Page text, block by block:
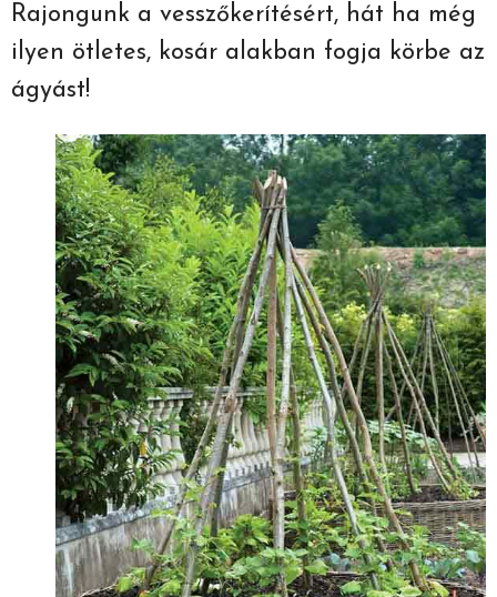
Rajongunk a vesszőkerítésért, hát ha még
ilyen ötletes, kosár alakban fogja körbe az
ágyást!